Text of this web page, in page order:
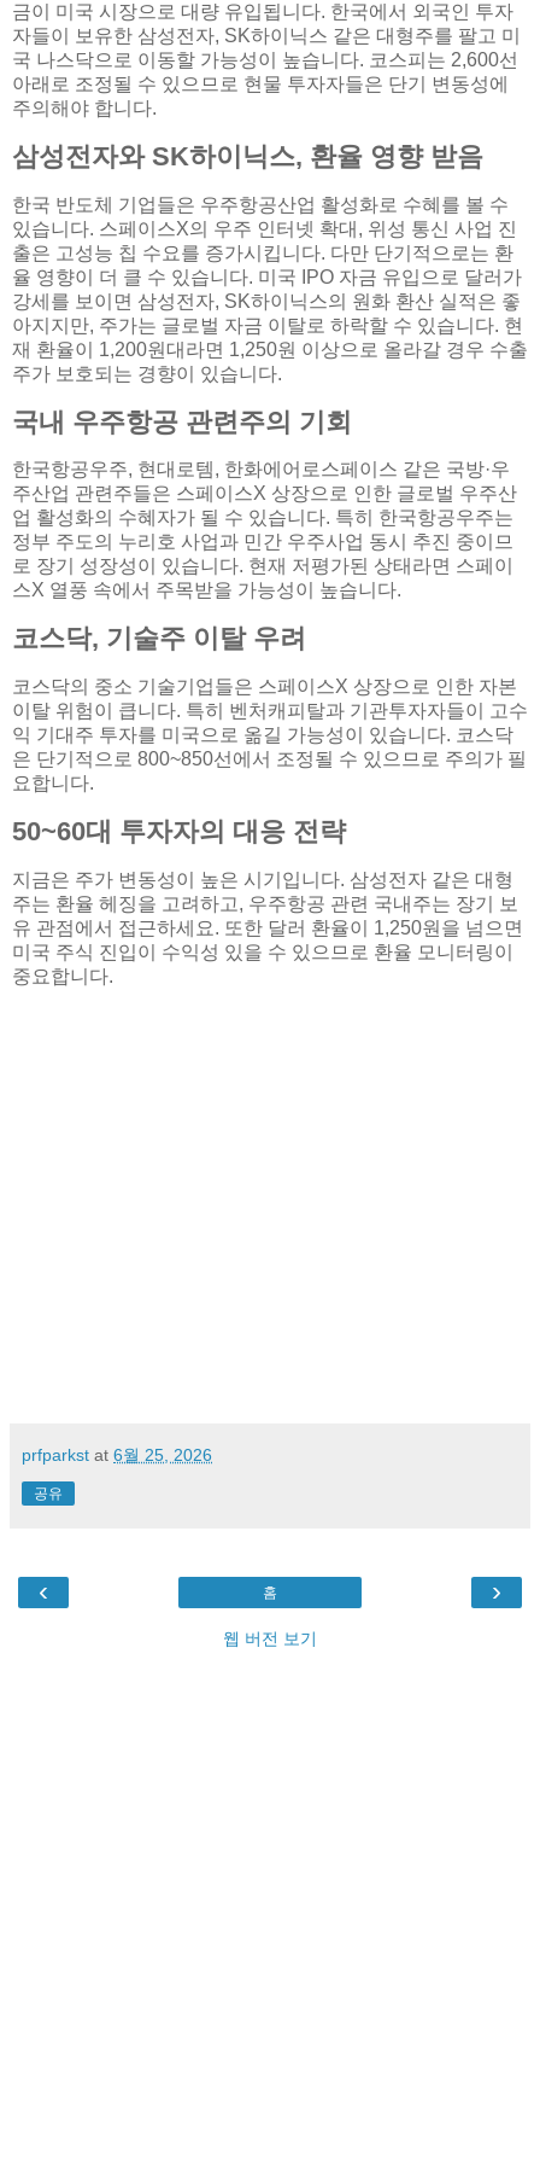
금이 미국 시장으로 대량 유입됩니다. 한국에서 외국인 투자
자들이 보유한 삼성전자, SK하이닉스 같은 대형주를 팔고 미
국 나스닥으로 이동할 가능성이 높습니다. 코스피는 2,600선
아래로 조정될 수 있으므로 현물 투자자들은 단기 변동성에
주의해야 합니다.
삼성전자와 SK하이닉스, 환율 영향 받음
한국 반도체 기업들은 우주항공산업 활성화로 수혜를 볼 수
있습니다. 스페이스X의 우주 인터넷 확대, 위성 통신 사업 진
출은 고성능 칩 수요를 증가시킵니다. 다만 단기적으로는 환
율 영향이 더 클 수 있습니다. 미국 IPO 자금 유입으로 달러가
강세를 보이면 삼성전자, SK하이닉스의 원화 환산 실적은 좋
아지지만, 주가는 글로벌 자금 이탈로 하락할 수 있습니다. 현
재 환율이 1,200원대라면 1,250원 이상으로 올라갈 경우 수출
주가 보호되는 경향이 있습니다.
국내 우주항공 관련주의 기회
한국항공우주, 현대로템, 한화에어로스페이스 같은 국방·우
주산업 관련주들은 스페이스X 상장으로 인한 글로벌 우주산
업 활성화의 수혜자가 될 수 있습니다. 특히 한국항공우주는
정부 주도의 누리호 사업과 민간 우주사업 동시 추진 중이므
로 장기 성장성이 있습니다. 현재 저평가된 상태라면 스페이
스X 열풍 속에서 주목받을 가능성이 높습니다.
코스닥, 기술주 이탈 우려
코스닥의 중소 기술기업들은 스페이스X 상장으로 인한 자본
이탈 위험이 큽니다. 특히 벤처캐피탈과 기관투자자들이 고수
익 기대주 투자를 미국으로 옮길 가능성이 있습니다. 코스닥
은 단기적으로 800~850선에서 조정될 수 있으므로 주의가 필
요합니다.
50~60대 투자자의 대응 전략
지금은 주가 변동성이 높은 시기입니다. 삼성전자 같은 대형
주는 환율 헤징을 고려하고, 우주항공 관련 국내주는 장기 보
유 관점에서 접근하세요. 또한 달러 환율이 1,250원을 넘으면
미국 주식 진입이 수익성 있을 수 있으므로 환율 모니터링이
중요합니다.
prfparkst at 6월 25, 2026
공유
‹ ›
홈
웹 버전 보기